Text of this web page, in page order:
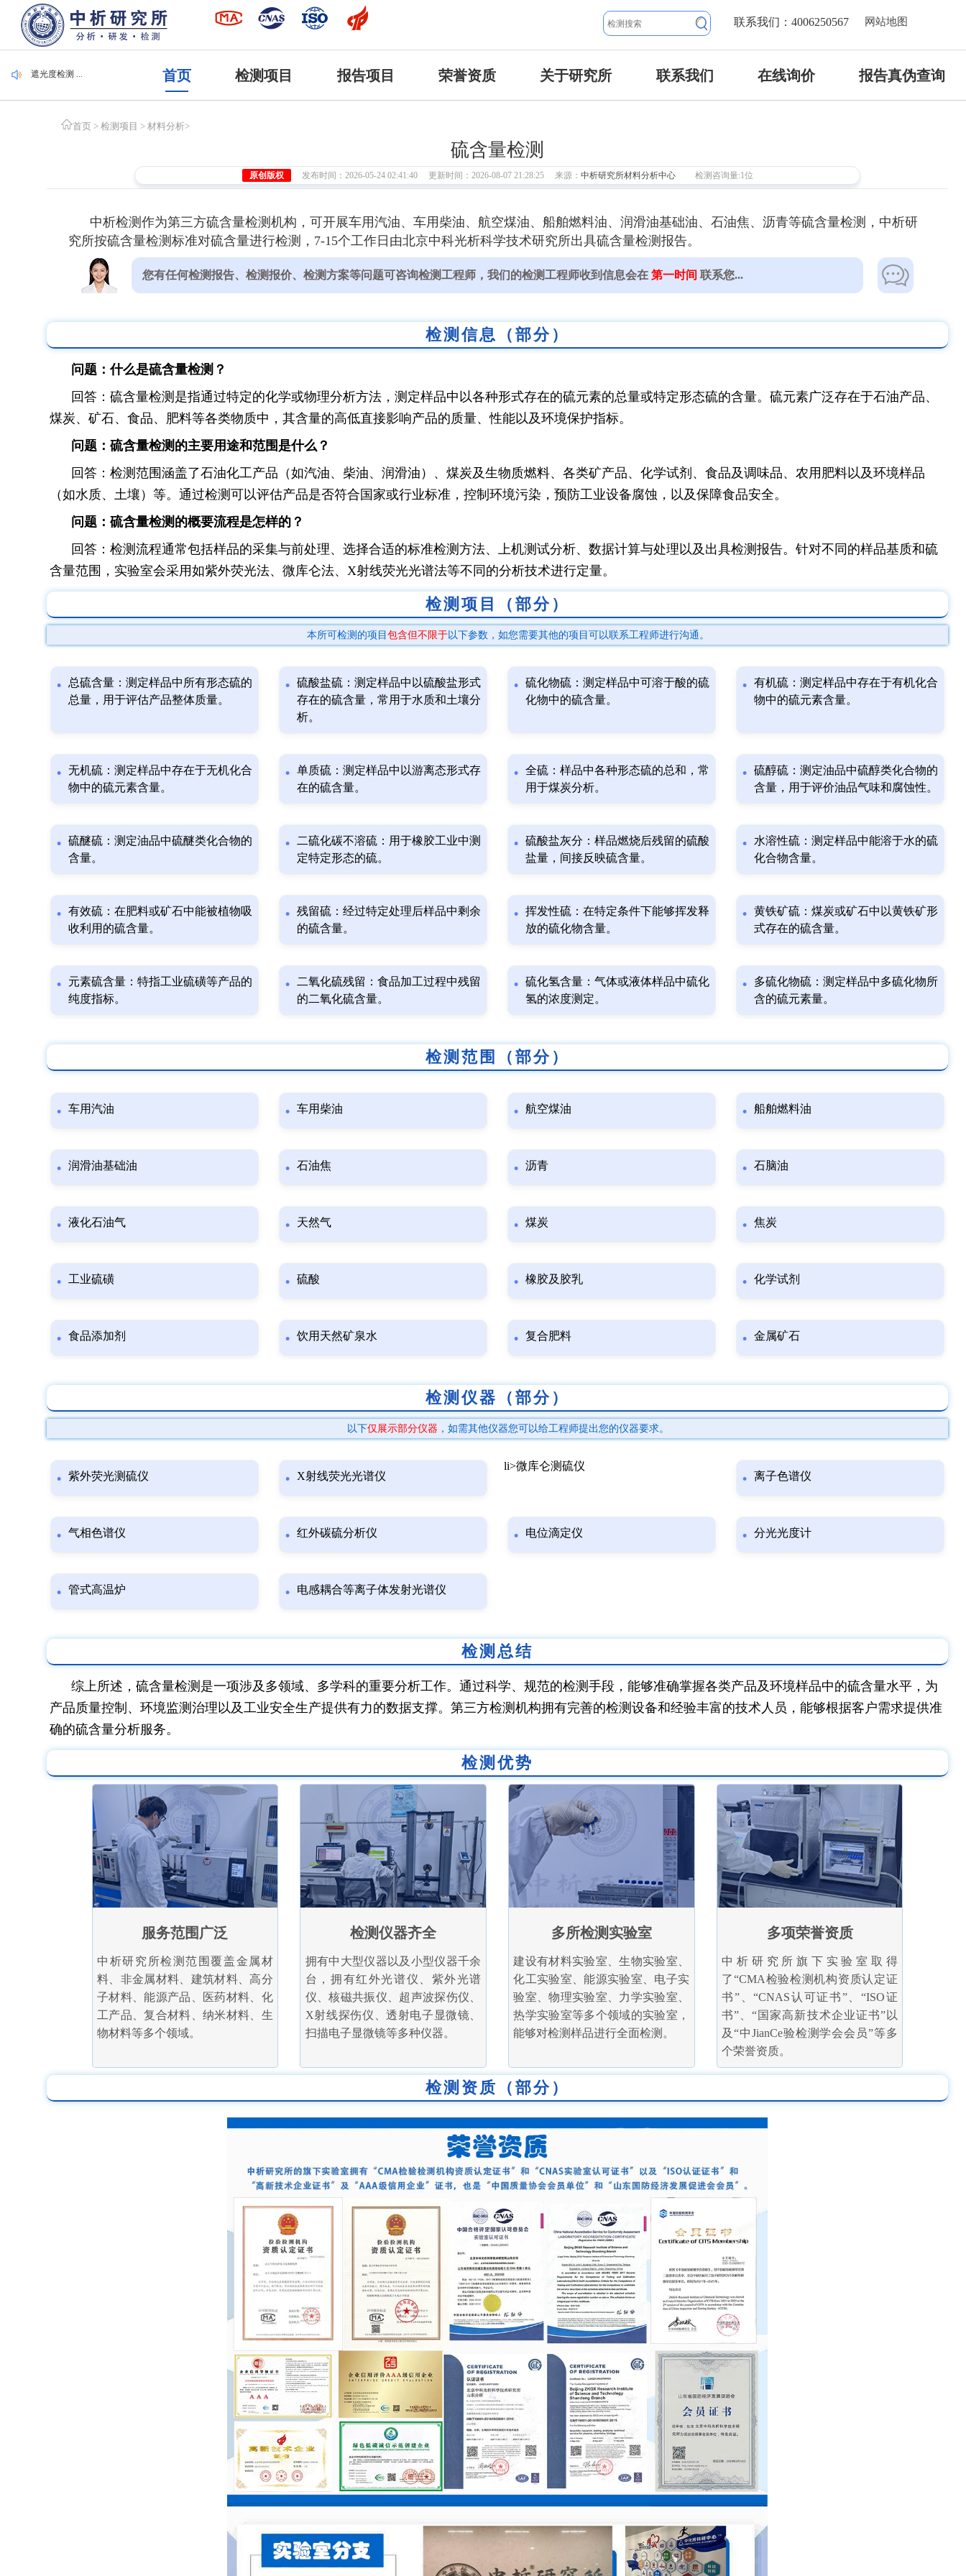
网站地图
联系我们：4006250567
毛刷检测 ...
集装袋检测 ...
遮光度检测 ...
首页 检测项目 报告项目 荣誉资质 关于研究所 联系我们 在线询价 报告真伪查询
首页 > 检测项目 > 材料分析>
硫含量检测
原创版权 发布时间：2026-05-24 02:41:40 更新时间：2026-08-07 21:28:25 来源： 中析研究所材料分析中心 检测咨询量:1位
中析检测作为第三方硫含量检测机构，可开展车用汽油、车用柴油、航空煤油、船舶燃料油、润滑油基础油、石油焦、沥青等硫含量检测，中析研
究所按硫含量检测标准对硫含量进行检测，7-15个工作日由北京中科光析科学技术研究所出具硫含量检测报告。
您有任何检测报告、检测报价、检测方案等问题可咨询检测工程师，我们的检测工程师收到信息会在第一时间 联系您...
检测信息（部分）
问题：什么是硫含量检测？
回答：硫含量检测是指通过特定的化学或物理分析方法，测定样品中以各种形式存在的硫元素的总量或特定形态硫的含量。硫元素广泛存在于石油产品、
煤炭、矿石、食品、肥料等各类物质中，其含量的高低直接影响产品的质量、性能以及环境保护指标。
问题：硫含量检测的主要用途和范围是什么？
回答：检测范围涵盖了石油化工产品（如汽油、柴油、润滑油）、煤炭及生物质燃料、各类矿产品、化学试剂、食品及调味品、农用肥料以及环境样品
（如水质、土壤）等。通过检测可以评估产品是否符合国家或行业标准，控制环境污染，预防工业设备腐蚀，以及保障食品安全。
问题：硫含量检测的概要流程是怎样的？
回答：检测流程通常包括样品的采集与前处理、选择合适的标准检测方法、上机测试分析、数据计算与处理以及出具检测报告。针对不同的样品基质和硫
含量范围，实验室会采用如紫外荧光法、微库仑法、X射线荧光光谱法等不同的分析技术进行定量。
检测项目（部分）
本所可检测的项目 包含但不限于以下参数，如您需要其他的项目可以联系工程师进行沟通。
总硫含量：测定样品中所有形态硫的
总量，用于评估产品整体质量。
硫酸盐硫：测定样品中以硫酸盐形式
存在的硫含量，常用于水质和土壤分
析。
硫化物硫：测定样品中可溶于酸的硫
化物中的硫含量。
有机硫：测定样品中存在于有机化合
物中的硫元素含量。
无机硫：测定样品中存在于无机化合
物中的硫元素含量。
单质硫：测定样品中以游离态形式存
在的硫含量。
全硫：样品中各种形态硫的总和，常
用于煤炭分析。
硫醇硫：测定油品中硫醇类化合物的
含量，用于评价油品气味和腐蚀性。
硫醚硫：测定油品中硫醚类化合物的
含量。
二硫化碳不溶硫：用于橡胶工业中测
定特定形态的硫。
硫酸盐灰分：样品燃烧后残留的硫酸
盐量，间接反映硫含量。
水溶性硫：测定样品中能溶于水的硫
化合物含量。
有效硫：在肥料或矿石中能被植物吸
收利用的硫含量。
残留硫：经过特定处理后样品中剩余
的硫含量。
挥发性硫：在特定条件下能够挥发释
放的硫化物含量。
黄铁矿硫：煤炭或矿石中以黄铁矿形
式存在的硫含量。
元素硫含量：特指工业硫磺等产品的
纯度指标。
二氧化硫残留：食品加工过程中残留
的二氧化硫含量。
硫化氢含量：气体或液体样品中硫化
氢的浓度测定。
多硫化物硫：测定样品中多硫化物所
含的硫元素量。
检测范围（部分）
车用汽油 车用柴油 航空煤油 船舶燃料油
润滑油基础油 石油焦 沥青 石脑油
液化石油气 天然气 煤炭 焦炭
工业硫磺 硫酸 橡胶及胶乳 化学试剂
食品添加剂 饮用天然矿泉水 复合肥料 金属矿石
检测仪器（部分）
以下仅展示部分仪器 ，如需其他仪器您可以给工程师提出您的仪器要求。
紫外荧光测硫仪 X射线荧光光谱仪
li>微库仑测硫仪
离子色谱仪
气相色谱仪 红外碳硫分析仪 电位滴定仪 分光光度计
管式高温炉 电感耦合等离子体发射光谱仪
检测总结
综上所述，硫含量检测是一项涉及多领域、多学科的重要分析工作。通过科学、规范的检测手段，能够准确掌握各类产品及环境样品中的硫含量水平，为
产品质量控制、环境监测治理以及工业安全生产提供有力的数据支撑。第三方检测机构拥有完善的检测设备和经验丰富的技术人员，能够根据客户需求提供准
确的硫含量分析服务。
检测优势
服务范围广泛
中析研究所检测范围覆盖金属材
料、非金属材料、建筑材料、高分
子材料、能源产品、医药材料、化
工产品、复合材料、纳米材料、生
物材料等多个领域。
检测仪器齐全
拥有中大型仪器以及小型仪器千余
台，拥有红外光谱仪、紫外光谱
仪、核磁共振仪、超声波探伤仪、
X射线探伤仪、透射电子显微镜、
扫描电子显微镜等多种仪器。
多所检测实验室
建设有材料实验室、生物实验室、
化工实验室、能源实验室、电子实
验室、物理实验室、力学实验室、
热学实验室等多个领域的实验室，
能够对检测样品进行全面检测。
多项荣誉资质
中析研究所旗下实验室取得
了“CMA检验检测机构资质认定证
书”、“CNAS认可证书”、“ISO证
书”、“国家高新技术企业证书”以
及“中JianCe验检测学会会员”等多
个荣誉资质。
检测资质（部分）